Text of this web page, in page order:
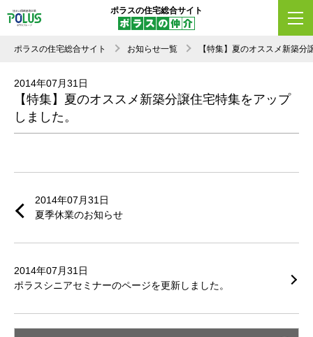
ポラスの住宅総合サイト
ポラスの住宅総合サイト お知らせ一覧 【特集】夏のオススメ新築
2014年07月31日
【特集】夏のオススメ新築分譲住宅特集をアップ
しました。
2014年07月31日
夏季休業のお知らせ
2014年07月31日
ポラスシニアセミナーのページを更新しました。